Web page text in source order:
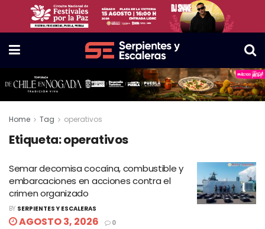
Home Tag operativos
Etiqueta:operativos
Semar decomisa cocaína, combustible y
embarcaciones en acciones contra el
crimen organizado
BY SERPIENTES Y ESCALERAS
AGOSTO 3, 2026 0